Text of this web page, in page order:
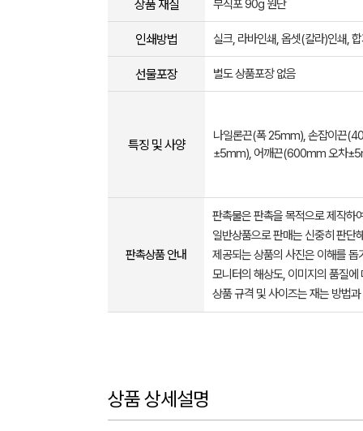
상품 재질 부직포 90g 원단
인쇄방법 실크, 라바인쇄, 옵셋(칼라)인쇄,
선물포장 별도 상품포장 없음
특징 및 사양
나일론끈(폭 25mm), 손잡이끈
±5mm), 어깨끈(600mm 오차
판촉상품 안내
판촉물은 판촉을 목적으로 제작하
일반상품으로 판매는 신중히 판단
제공되는 상품의 사진은 이해를
모니터의 해상도, 이미지의 품질
상품 규격 및 사이즈는 재는 방법
상품 상세설명